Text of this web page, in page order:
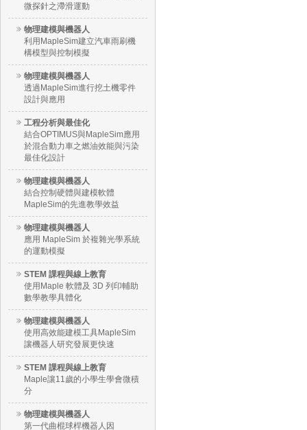
微探針之滯滑運動
物理建模與機器人
利用MapleSim建立汽車雨刷機
構模型與控制模擬
物理建模與機器人
透過MapleSim進行挖土機零件
設計與應用
工程分析與最佳化
結合OPTIMUS與MapleSim應用
於混合動力車之燃油效能與污染
最佳化設計
物理建模與機器人
結合控制硬體與建模軟體
MapleSim的先進教學效益
物理建模與機器人
應用 MapleSim 於複雜光學系統
的運動模擬
STEM 課程與線上教育
使用Maple 軟體及 3D 列印輔助
數學教學具體化
物理建模與機器人
使用高效能建模工具MapleSim
讓機器人研究發展更快速
STEM 課程與線上教育
Maple讓11歲的小學生學會微積
分
物理建模與機器人
第一代曲棍球桿機器人因